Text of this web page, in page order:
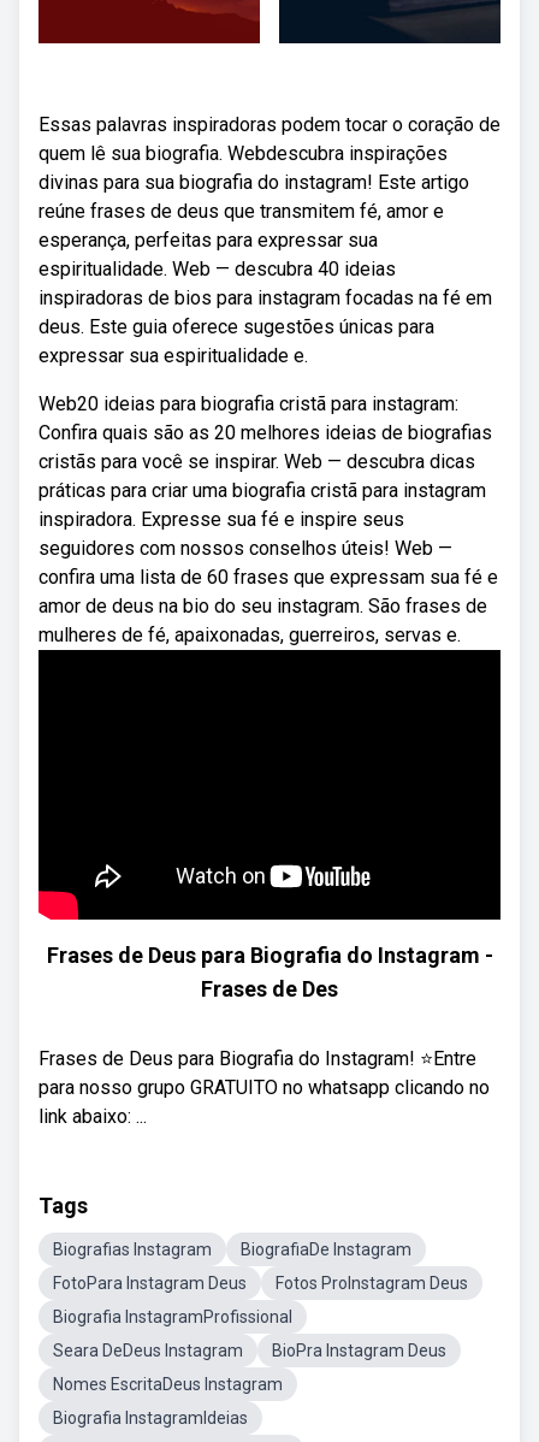
Essas palavras inspiradoras podem tocar o coração de
quem lê sua biografia. Webdescubra inspirações
divinas para sua biografia do instagram! Este artigo
reúne frases de deus que transmitem fé, amor e
esperança, perfeitas para expressar sua
espiritualidade. Web — descubra 40 ideias
inspiradoras de bios para instagram focadas na fé em
deus. Este guia oferece sugestões únicas para
expressar sua espiritualidade e.
Web20 ideias para biografia cristã para instagram:
Confira quais são as 20 melhores ideias de biografias
cristãs para você se inspirar. Web — descubra dicas
práticas para criar uma biografia cristã para instagram
inspiradora. Expresse sua fé e inspire seus
seguidores com nossos conselhos úteis! Web —
confira uma lista de 60 frases que expressam sua fé e
amor de deus na bio do seu instagram. São frases de
mulheres de fé, apaixonadas, guerreiros, servas e.
Frases de Deus para Biografia do Instagram -
Frases de Des
Frases de Deus para Biografia do Instagram! ⭐Entre
para nosso grupo GRATUITO no whatsapp clicando no
link abaixo: ...
Tags
Biografias Instagram
BiografiaDe Instagram
FotoPara Instagram Deus
Fotos ProInstagram Deus
Biografia InstagramProfissional
Seara DeDeus Instagram
BioPra Instagram Deus
Nomes EscritaDeus Instagram
Biografia InstagramIdeias